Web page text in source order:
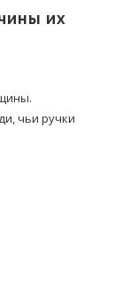
их
чьи ручки